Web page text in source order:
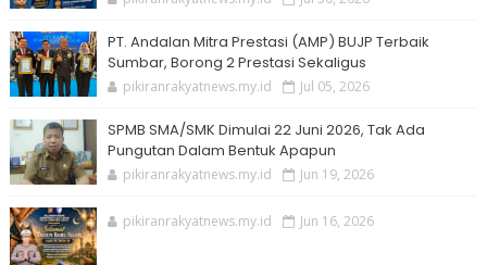
PT. Andalan Mitra Prestasi (AMP) BUJP Terbaik
Sumbar, Borong 2 Prestasi Sekaligus
pikiranrakyatnews.my.id Jul 05, 2026
SPMB SMA/SMK Dimulai 22 Juni 2026, Tak Ada
Pungutan Dalam Bentuk Apapun
pikiranrakyatnews.my.id Jun 19, 2026
pikiranrakyatnews.my.id Jun 16, 2026